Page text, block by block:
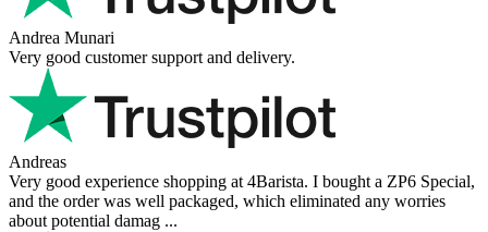
Andrea Munari
Very good customer support and delivery.
Andreas
Very good experience shopping at 4Barista. I bought a ZP6 Special,
and the order was well packaged, which eliminated any worries
about potential damag ...